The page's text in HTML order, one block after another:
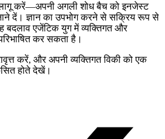
करें—अपनी अगली शोध बैच को इनजेस्ट
दें। ज्ञान का उपभोग करने से सक्रिय रूप से
एजेंटिक युग में व्यक्तिगत और
कर सकता है।
करें, और अपनी व्यक्तिगत विकी को एक
होते देखें।